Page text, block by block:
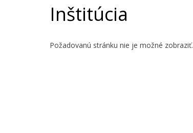
Inštitúcia
Požadovanú stránku nie je možné zobraziť.